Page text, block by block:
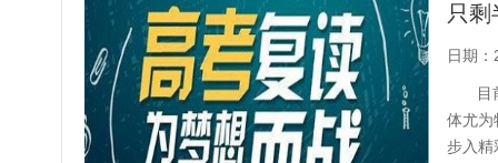
日期
目
体尤为
步入精